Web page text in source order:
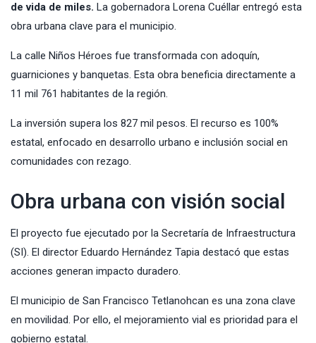
de vida de miles. La gobernadora Lorena Cuéllar entregó esta
obra urbana clave para el municipio.
La calle Niños Héroes fue transformada con adoquín,
guarniciones y banquetas. Esta obra beneficia directamente a
11 mil 761 habitantes de la región.
La inversión supera los 827 mil pesos. El recurso es 100%
estatal, enfocado en desarrollo urbano e inclusión social en
comunidades con rezago.
Obra urbana con visión social
El proyecto fue ejecutado por la Secretaría de Infraestructura
(SI). El director Eduardo Hernández Tapia destacó que estas
acciones generan impacto duradero.
El municipio de San Francisco Tetlanohcan es una zona clave
en movilidad. Por ello, el mejoramiento vial es prioridad para el
gobierno estatal.